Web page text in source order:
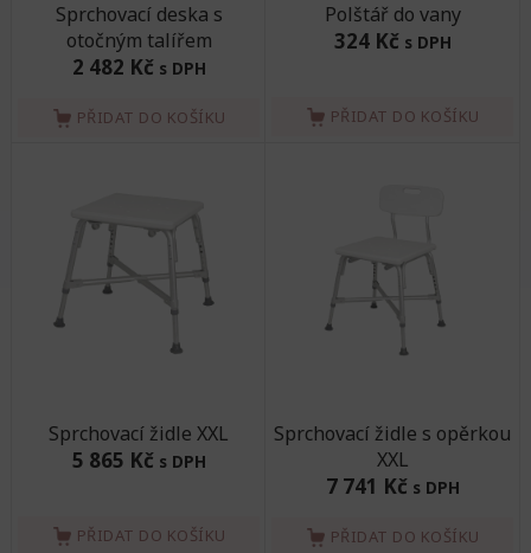
Sprchovací deska s
otočným talířem
2 482 Kč s DPH
PŘIDAT DO KOŠÍKU
Polštář do vany
324 Kč s DPH
PŘIDAT DO KOŠÍKU
Sprchovací židle XXL
5 865 Kč s DPH
PŘIDAT DO KOŠÍKU
Sprchovací židle s opěrkou
XXL
7 741 Kč s DPH
PŘIDAT DO KOŠÍKU